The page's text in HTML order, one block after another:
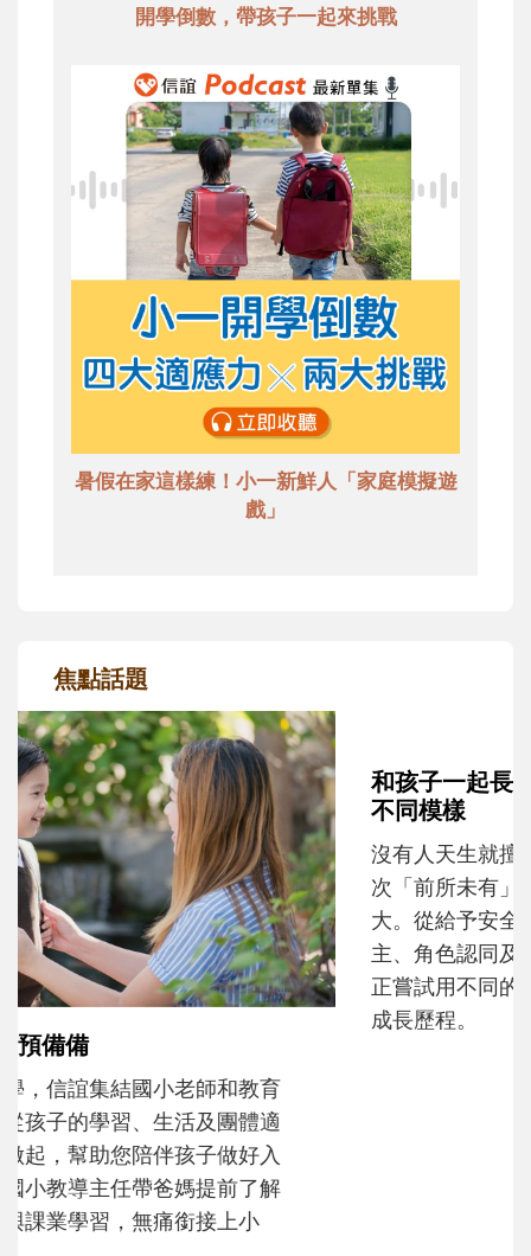
開學倒數，帶孩子一起來挑戰
暑假在家這樣練！小一新鮮人「家庭模擬遊
戲」
焦點話題
和孩子一起長大的那個男人│讀懂父親的
不同模樣
沒有人天生就擅長當爸爸！男人總是在一次
次「前所未有」的體驗中，跟著孩子一起長
大。從給予安全感的肢體遊戲，到獨立自
主、角色認同及解決問題的能力養成。爸爸
正嘗試用不同的模樣，參與孩子每個重要的